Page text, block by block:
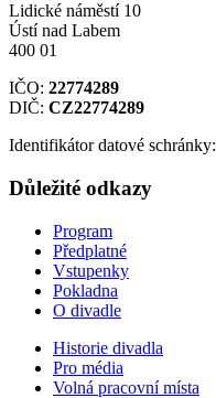
Lidické náměstí 10
Ústí nad Labem
400 01
IČO: 22774289
DIČ: CZ22774289
Identifikátor datové schránky:
Důležité odkazy
Program
Předplatné
Vstupenky
Pokladna
O divadle
Historie divadla
Pro média
Volná pracovní místa